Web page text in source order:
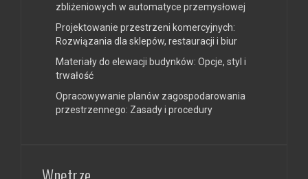
zbliżeniowych w automatyce przemysłowej
Projektowanie przestrzeni komercyjnych:
Rozwiązania dla sklepów, restauracji i biur
Materiały do elewacji budynków: Opcje, styl i
trwałość
Opracowywanie planów zagospodarowania
przestrzennego: Zasady i procedury